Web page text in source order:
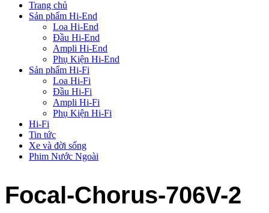
Trang chủ
Sản phẩm Hi-End
Loa Hi-End
Đầu Hi-End
Ampli Hi-End
Phụ Kiện Hi-End
Sản phẩm Hi-Fi
Loa Hi-Fi
Đầu Hi-Fi
Ampli Hi-Fi
Phụ Kiện Hi-Fi
Hi-Fi
Tin tức
Xe và đời sống
Phim Nước Ngoài
Focal-Chorus-706V-2